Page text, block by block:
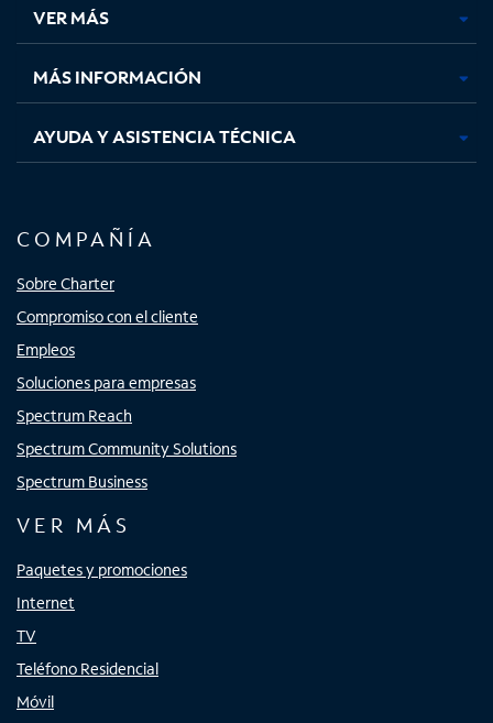
pestaña
nueva
pestaña
nueva
pestaña
nuevanueva
VER MÁS
MÁS INFORMACIÓN
AYUDA Y ASISTENCIA TÉCNICA
COMPAÑÍA
Sobre Charter
Compromiso con el cliente
Empleos
Soluciones para empresas
Spectrum Reach
Spectrum Community Solutions
Spectrum Business
VER MÁS
Paquetes y promociones
Internet
TV
Teléfono Residencial
Móvil